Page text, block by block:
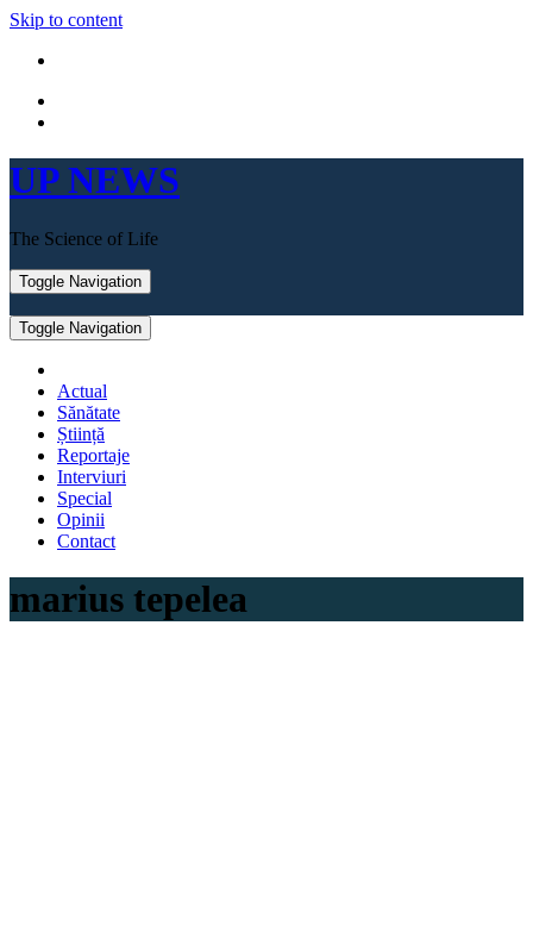
Skip to content
UP NEWS
The Science of Life
Toggle Navigation
Toggle Navigation
Actual
Sănătate
Știință
Reportaje
Interviuri
Special
Opinii
Contact
marius tepelea